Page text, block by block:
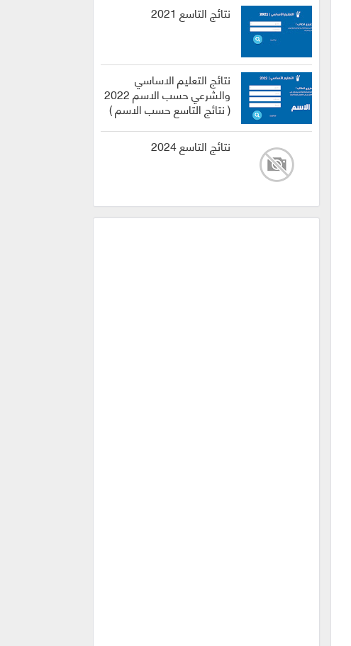
نتائج التاسع 2021
نتائج التعليم الاساسي
والشرعي حسب الاسم 2022
( نتائج التاسع حسب الاسم )
نتائج التاسع 2024